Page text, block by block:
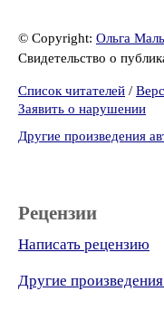
© Copyright: Ольга
Свидетельство о
Список читателей /
Заявить о нарушении
Другие произведения
Рецензии
Написать рецензию
Другие